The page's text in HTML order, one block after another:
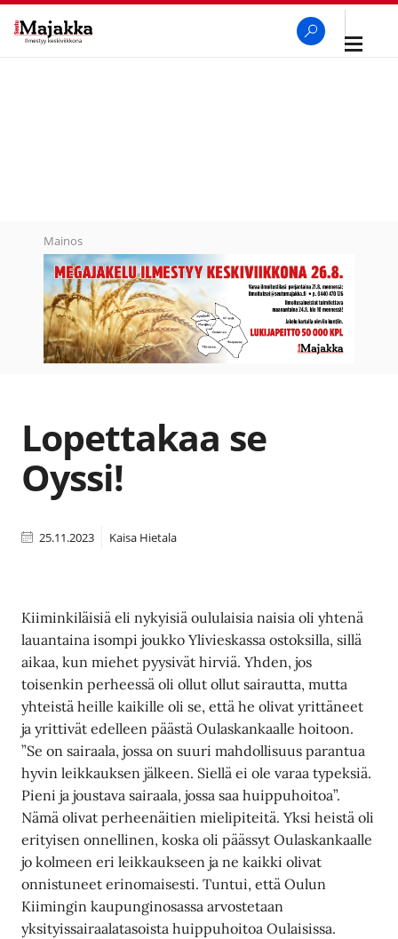
Avaa
Mainos
Lopettakaa se
Oyssi!
25.11.2023 Kaisa Hietala
Kiiminkiläisiä eli nykyisiä oululaisia naisia oli yhtenä
lauantaina isompi joukko Ylivieskassa ostoksilla, sillä
aikaa, kun miehet pyysivät hirviä. Yhden, jos
toisenkin perheessä oli ollut ollut sairautta, mutta
yhteistä heille kaikille oli se, että he olivat yrittäneet
ja yrittivät edelleen päästä Oulaskankaalle hoitoon.
”Se on sairaala, jossa on suuri mahdollisuus parantua
hyvin leikkauksen jälkeen. Siellä ei ole varaa typeksiä.
Pieni ja joustava sairaala, jossa saa huippuhoitoa”.
Nämä olivat perheenäitien mielipiteitä. Yksi heistä oli
erityisen onnellinen, koska oli päässyt Oulaskankaalle
jo kolmeen eri leikkaukseen ja ne kaikki olivat
onnistuneet erinomaisesti. Tuntui, että Oulun
Kiimingin kaupunginosassa arvostetaan
yksityissairaalatasoista huippuhoitoa Oulaisissa.